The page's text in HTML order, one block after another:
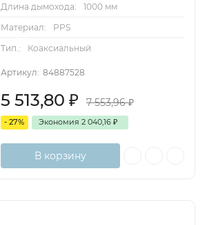
Длина дымохода:
1000 мм
Материал:
PPS
Тип.:
Коаксиальный
Артикул: 84887528
5 513,80 ₽ 7 553,96₽
- 27% Экономия 2 040,16 ₽
В корзину